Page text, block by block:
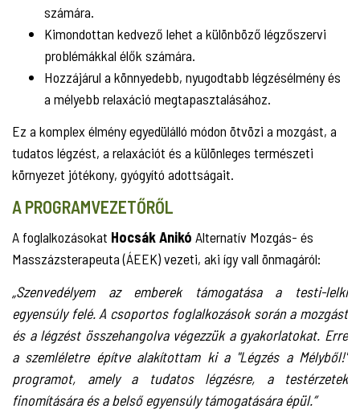
számára.
Kimondottan kedvező lehet a különböző légzőszervi
problémákkal élők számára.
Hozzájárul a könnyedebb, nyugodtabb légzésélmény és
a mélyebb relaxáció megtapasztalásához.
Ez a komplex élmény egyedülálló módon ötvözi a mozgást, a
tudatos légzést, a relaxációt és a különleges természeti
környezet jótékony, gyógyító adottságait.
A PROGRAMVEZETŐRŐL
A foglalkozásokat Hocsák Anikó Alternatív Mozgás- és
Masszázsterapeuta (ÁEEK) vezeti, aki így vall önmagáról:
„Szenvedélyem az emberek támogatása a testi-lelki
egyensúly felé. A csoportos foglalkozások során a mozgást
és a légzést összehangolva végezzük a gyakorlatokat. Erre
a szemléletre építve alakítottam ki a "Légzés a Mélyből!"
programot, amely a tudatos légzésre, a testérzetek
finomítására és a belső egyensúly támogatására épül.”